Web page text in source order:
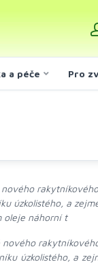
a péče Pro
úzkolistého, a
oleje náhorní t
úzkolistého, a